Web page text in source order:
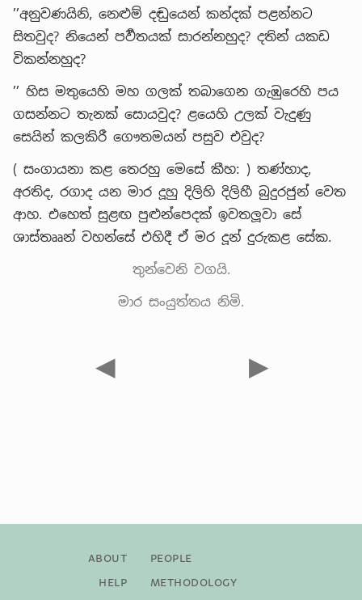
’’අනුවණයිනි, නෙළුම් දඬුයෙන් කන්දක් පළන්නට
සිතවුද? නියෙන් පර්‍වතයක් සාරන්නහුද? දතින් යකඩ
විකන්නහුද?
’’ හිස මතුයෙහි මහ ගලක් තබාගෙන ගැඹුරෙහි පය
ගසන්නට තැනක් සොයවුද? ළයෙහි උලක් වැදුණු
සෙයින් කලකිරී ගෞතමයන් පසුව එවුද?
( සංගායනා කළ තෙරහු මෙසේ කීහ: ) තණ්හාද,
අරතිද, රගාද යන මාර දූහු දිලිහි දිලිහී බුදුරජුන් වෙත
ආහ. එහෙත් සුළඟ පුළුන්පෙදක් ඉවතලූවා සේ
ශාස්තෲන් වහන්සේ එහිදී ඒ මර දූන් දුරුකළ සේක.
තුන්වෙනි වගයි.
මාර සංයුත්තය නිමි.
◀ ▶
About
Help
People
Methodology